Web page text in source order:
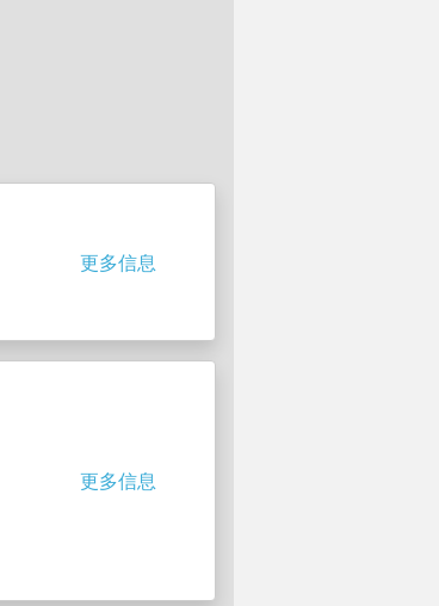
更多信息
更多信息